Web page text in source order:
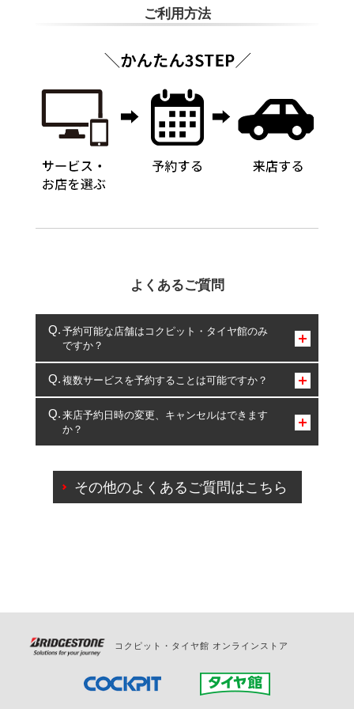
ご利用方法
よくあるご質問
予約可能な店舗はコクピット・タイヤ館のみ
ですか？
コクピット・タイヤ館のみとなります。
複数サービスを予約することは可能ですか？
複数サービスのご予約は可能です。
一部の商品・サービスの組み合わせに限り、同時にご予約が
出来ないものもございます。
来店予約日時の変更、キャンセルはできます
か？
ご来店予約日の3営業日前を過ぎている場合のご予約
の日時変更につきましては、直接ご予約の店舗まで
その他のよくあるご質問はこちら
コクピット・タイヤ館 オンラインストア